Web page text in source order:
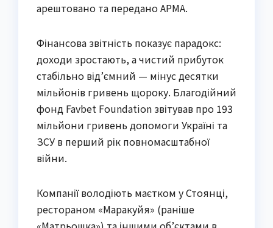
арештовано та передано АРМА.
Фінансова звітність показує парадокс:
доходи зростають, а чистий прибуток
стабільно від’ємний — мінус десятки
мільйонів гривень щороку. Благодійний
фонд Favbet Foundation звітував про 193
мільйони гривень допомоги Україні та
ЗСУ в перший рік повномасштабної
війни.
Компанії володіють маєтком у Стоянці,
рестораном «Маракуйя» (раніше